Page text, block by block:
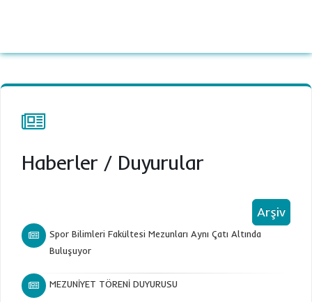
Haberler / Duyurular
Arşiv
Spor Bilimleri Fakültesi Mezunları Aynı Çatı Altında
Buluşuyor
MEZUNİYET TÖRENİ DUYURUSU